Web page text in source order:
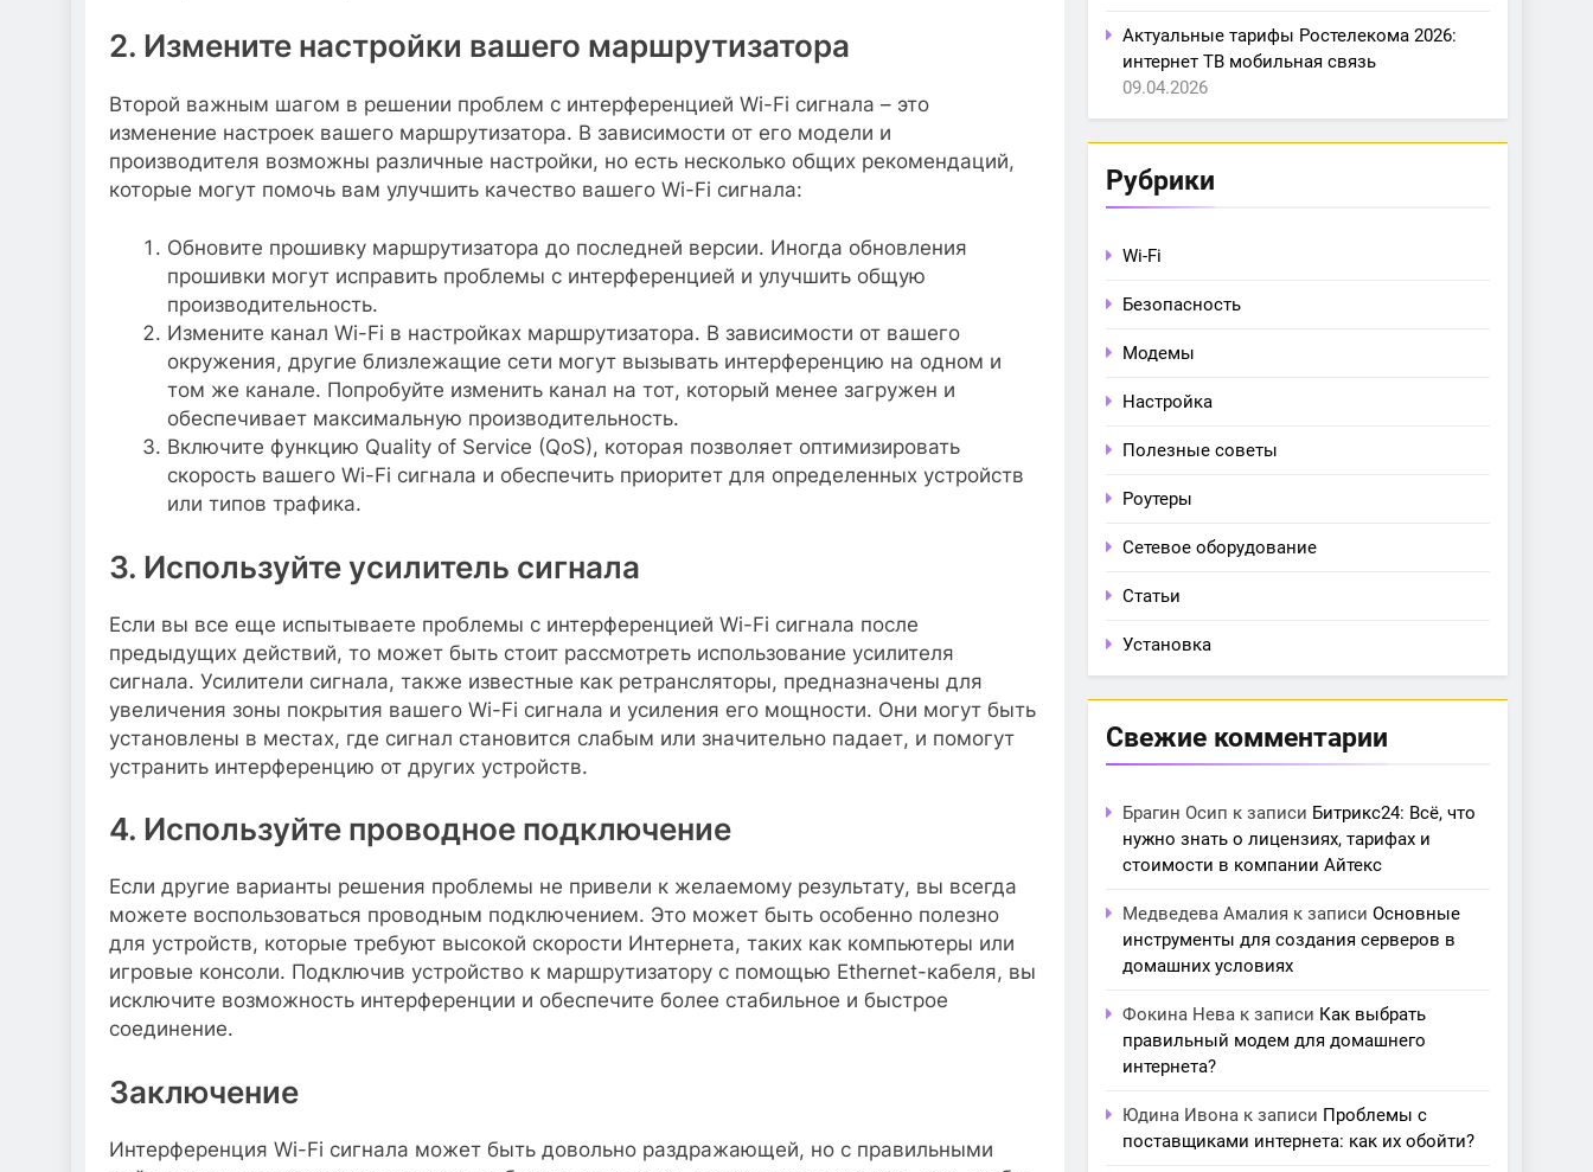
2. Измените настройки вашего маршрутизатора
Второй важным шагом в решении проблем с интерференцией Wi-Fi сигнала – это
изменение настроек вашего маршрутизатора. В зависимости от его модели и
производителя возможны различные настройки, но есть несколько общих рекомендаций,
которые могут помочь вам улучшить качество вашего Wi-Fi сигнала:
Обновите прошивку маршрутизатора до последней версии. Иногда обновления
прошивки могут исправить проблемы с интерференцией и улучшить общую
производительность.
Измените канал Wi-Fi в настройках маршрутизатора. В зависимости от вашего
окружения, другие близлежащие сети могут вызывать интерференцию на одном и
том же канале. Попробуйте изменить канал на тот, который менее загружен и
обеспечивает максимальную производительность.
Включите функцию Quality of Service (QoS), которая позволяет оптимизировать
скорость вашего Wi-Fi сигнала и обеспечить приоритет для определенных устройств
или типов трафика.
3. Используйте усилитель сигнала
Если вы все еще испытываете проблемы с интерференцией Wi-Fi сигнала после
предыдущих действий, то может быть стоит рассмотреть использование усилителя
сигнала. Усилители сигнала, также известные как ретрансляторы, предназначены для
увеличения зоны покрытия вашего Wi-Fi сигнала и усиления его мощности. Они могут быть
установлены в местах, где сигнал становится слабым или значительно падает, и помогут
устранить интерференцию от других устройств.
4. Используйте проводное подключение
Если другие варианты решения проблемы не привели к желаемому результату, вы всегда
можете воспользоваться проводным подключением. Это может быть особенно полезно
для устройств, которые требуют высокой скорости Интернета, таких как компьютеры или
игровые консоли. Подключив устройство к маршрутизатору с помощью Ethernet-кабеля, вы
исключите возможность интерференции и обеспечите более стабильное и быстрое
соединение.
Заключение
Интерференция Wi-Fi сигнала может быть довольно раздражающей, но с правильными
Актуальные тарифы Ростелекома 2026:
интернет ТВ мобильная связь
09.04.2026
Рубрики
Wi-Fi
Безопасность
Модемы
Настройка
Полезные советы
Роутеры
Сетевое оборудование
Статьи
Установка
Свежие комментарии
Брагин Осип к записи Битрикс24: Всё, что
нужно знать о лицензиях, тарифах и
стоимости в компании Айтекс
Медведева Амалия к записи Основные
инструменты для создания серверов в
домашних условиях
Фокина Нева к записи Как выбрать
правильный модем для домашнего
интернета?
Юдина Ивона к записи Проблемы с
поставщиками интернета: как их обойти?